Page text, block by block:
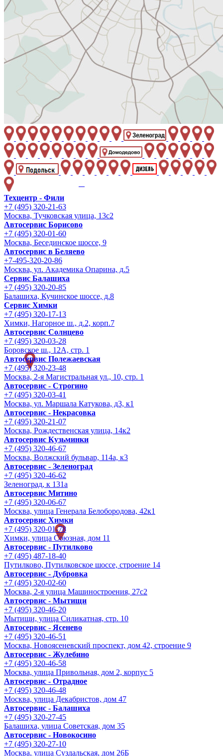
Техцентр - Фили
+7 (495) 320-21-63
Москва, Тучковская улица, 13с2
Автосервис Борисово
+7 (495) 320-01-60
Москва, Бесединское шоссе, 9
Автосервис в Беляево
+7-495-320-20-86
Москва, ул. Академика Опарина, д.5
Сервис Балашиха
+7 (495) 320-20-85
Балашиха, Кучинское шоссе, д.8
Сервис Химки
+7 (495) 320-17-13
Химки, Нагорное ш., д.2, корп.7
Автосервис Солнцево
+7 (495) 320-03-28
Боровское ш., 12А, стр. 1
Автосервис Полежаевская
+7 (495) 320-23-48
Москва, 2-я Магистральная ул., 10, стр. 1
Автосервис - Строгино
+7 (495) 320-03-41
Москва, ул. Маршала Катукова, д3, к1
Автосервис - Некрасовка
+7 (495) 320-21-07
Москва, Рождественская улица, 14к2
Автосервис Кузьминки
+7 (495) 320-46-67
Москва, Волжский бульвар, 114а, к3
Автосервис - Зеленоград
+7 (495) 320-46-62
Зеленоград, к 131а
Автосервис Митино
+7 (495) 320-06-67
Москва, улица Генерала Белобородова, 42к1
Автосервис Химки
+7 (495) 320-01-78
Химки, улица Союзная, дом 11
Автосервис - Путилково
+7 (495) 487-18-40
Путилково, Путилковское шоссе, строение 14
Автосервис - Дубровка
+7 (495) 320-02-60
Москва, 2-я улица Машиностроения, 27с2
Автосервис - Мытищи
+7 (495) 320-46-20
Мытищи, улица Силикатная, стр. 10
Автосервис - Ясенево
+7 (495) 320-46-51
Москва, Новоясеневский проспект, дом 42, строение 9
Автосервис - Жулебино
+7 (495) 320-46-58
Москва, улица Привольная, дом 2, корпус 5
Автосервис - Отрадное
+7 (495) 320-46-48
Москва, улица Декабристов, дом 47
Автосервис - Балашиха
+7 (495) 320-27-45
Балашиха, улица Советская, дом 35
Автосервис - Новокосино
+7 (495) 320-27-10
Москва, улица Суздальская, дом 26Б